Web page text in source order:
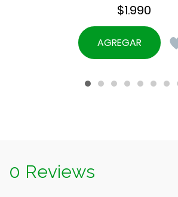
$1.990
AGREGAR
0 Reviews